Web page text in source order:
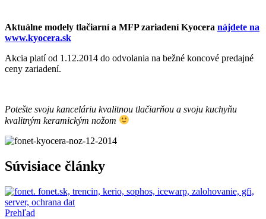
Aktuálne modely tlačiarní a MFP zariadení Kyocera nájdete na
www.kyocera.sk
Akcia platí od 1.12.2014 do odvolania na bežné koncové predajné
ceny zariadení.
Potešte svoju kanceláriu kvalitnou tlačiarňou a svoju kuchyňu
kvalitným keramickým nožom
Súvisiace články
Prehľad